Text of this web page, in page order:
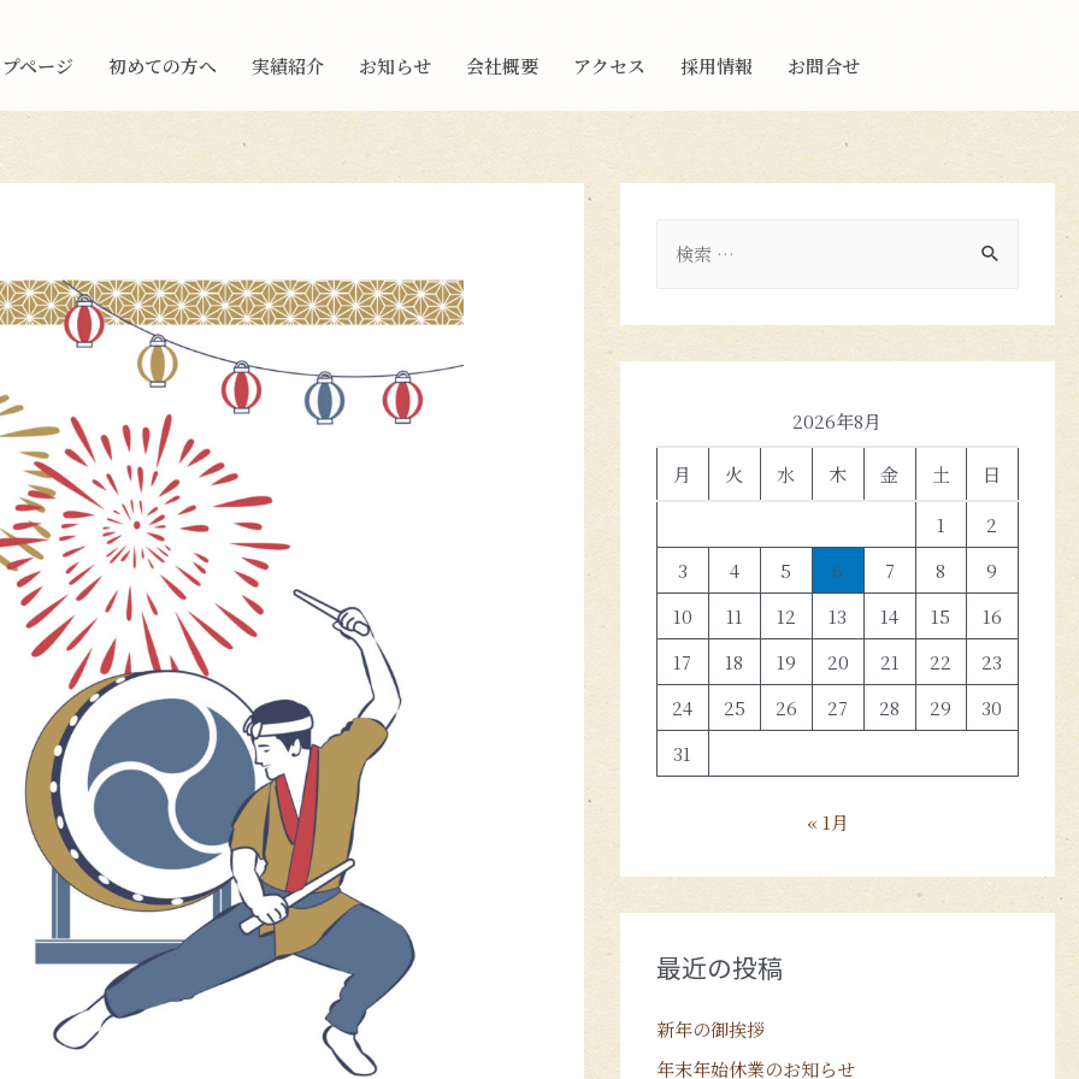
ページ 初めての方へ 実績紹介 お知らせ 会社概要 アクセス 採用情報 お問合せ
2026年8月
月 火 水 木 金 土
日
1
2
3
4 5 6 7 8
9
10
11 12 13 14 15
16
17
18 19 20 21 22
23
24
25 26 27 28 29
30
31
« 1月
最近の投稿
新年の御挨拶
年末年始休業のお知らせ